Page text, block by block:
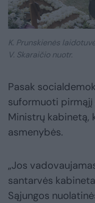
K. Prunskienės
V. Skaraičio nuotr.
Pasak
suformuoti
Ministrų kabinetą,
asmenybės.
„Jos
santarvės
Sąjungos